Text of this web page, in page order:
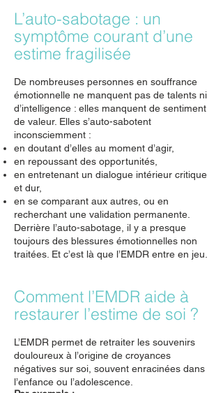
L’auto-sabotage : un
symptôme courant d’une
estime fragilisée
De nombreuses personnes en souffrance
émotionnelle ne manquent pas de talents ni
d’intelligence : elles manquent de sentiment
de valeur. Elles s’auto-sabotent
inconsciemment :
en doutant d’elles au moment d’agir,
en repoussant des opportunités,
en entretenant un dialogue intérieur critique
et dur,
en se comparant aux autres, ou en
recherchant une validation permanente.
Derrière l’auto-sabotage, il y a presque
toujours des blessures émotionnelles non
traitées. Et c’est là que l’EMDR entre en jeu.
Comment l’EMDR aide à
restaurer l’estime de soi ?
L’EMDR permet de retraiter les souvenirs
douloureux à l’origine de croyances
négatives sur soi, souvent enracinées dans
l’enfance ou l’adolescence.